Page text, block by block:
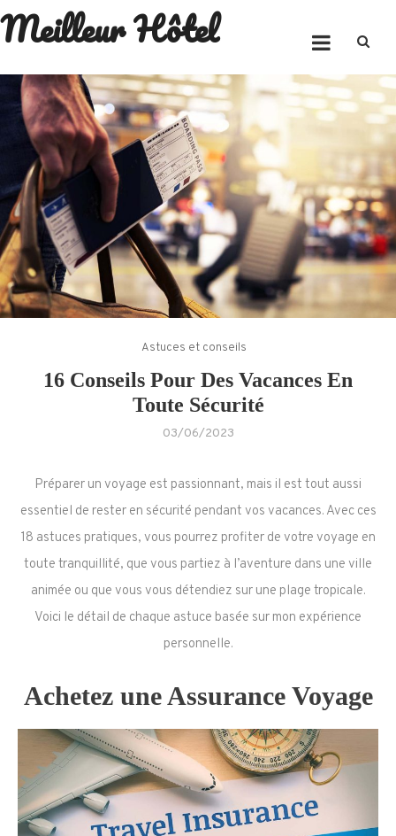
Skip
to
Meilleur Hôtel
Astuces et conseils
16 Conseils Pour Des Vacances En
Toute Sécurité
03/06/2023
Préparer un voyage est passionnant, mais il est tout aussi
essentiel de rester en sécurité pendant vos vacances. Avec ces
18 astuces pratiques, vous pourrez profiter de votre voyage en
toute tranquillité, que vous partiez à l’aventure dans une ville
animée ou que vous vous détendiez sur une plage tropicale.
Voici le détail de chaque astuce basée sur mon expérience
personnelle.
Achetez une Assurance Voyage